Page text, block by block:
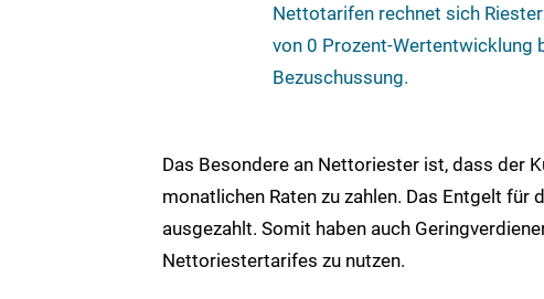
Nettotarifen rechnet sich
von 0 Prozent-Wertentwicklung
Bezuschussung.
Das Besondere an Nettoriester ist, dass der
monatlichen Raten zu zahlen. Das Entgelt
ausgezahlt. Somit haben auch
Nettoriestertarifes zu nutzen.